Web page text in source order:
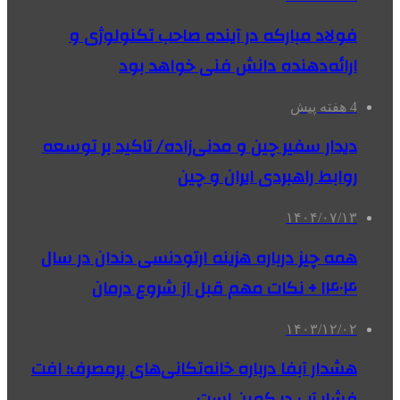
فولاد مبارکه در آینده صاحب تکنولوژی و
ارائه‌دهنده دانش فنی خواهد بود
4 هفته پیش
دیدار سفیر چین و مدنی‌زاده/ تاکید بر توسعه
روابط راهبردی ایران و چین
۱۴۰۴/۰۷/۱۳
همه چیز درباره هزینه ارتودنسی دندان در سال
۱۴۰۴ + نکات مهم قبل از شروع درمان
۱۴۰۳/۱۲/۰۲
هشدار آبفا درباره خانه‌تکانی‌های پرمصرف؛ افت